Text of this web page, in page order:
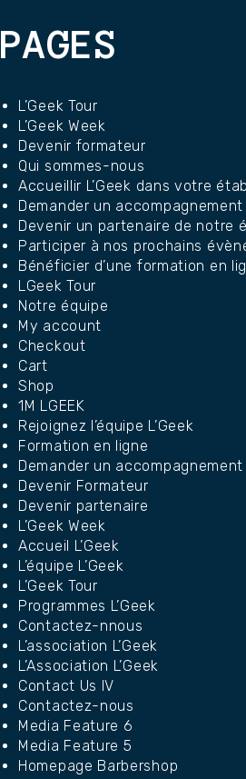
PAGES
L’Geek Tour
L’Geek Week
Devenir formateur
Qui sommes-nous
Accueillir L’Geek dans votre
Demander un accompagnement
Devenir un partenaire de notre
Participer à nos prochains
Bénéficier d’une formation en
LGeek Tour
Notre équipe
My account
Checkout
Cart
Shop
1M LGEEK
Rejoignez l’équipe L’Geek
Formation en ligne
Demander un accompagnement
Devenir Formateur
Devenir partenaire
L’Geek Week
Accueil L’Geek
L’équipe L’Geek
L’Geek Tour
Programmes L’Geek
Contactez-nnous
L’association L’Geek
L’Association L’Geek
Contact Us IV
Contactez-nous
Media Feature 6
Media Feature 5
Homepage Barbershop